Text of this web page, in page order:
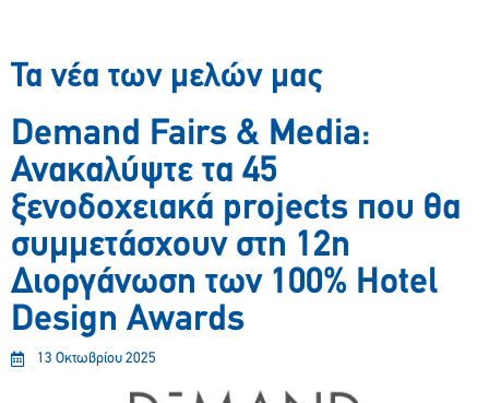
Τα νέα των μελών μας
Demand Fairs & Media:
Ανακαλύψτε τα 45
ξενοδοχειακά projects που θα
συμμετάσχουν στη 12η
Διοργάνωση των 100% Hotel
Design Awards
13 Οκτωβρίου 2025